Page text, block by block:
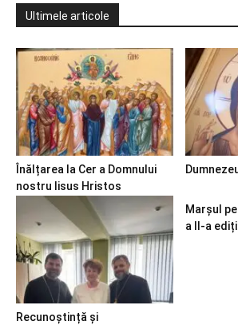
Ultimele articole
Înălțarea la Cer a Domnului
nostru Iisus Hristos
Recunoștință și
Marșul
a II-a